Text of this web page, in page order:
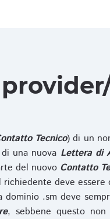
Tecnico) di un
una nuova Lettera di
del nuovo Contatto
deve essere
.sm deve
, sebbene questo